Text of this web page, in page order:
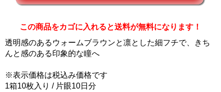
この商品をカゴに入れると送料が無料になります！
透明感のあるウォームブラウンと凛とした細フチで、きち
んと感のある印象的な瞳へ
※表示価格は税込み価格です
1箱10枚入り / 片眼10日分